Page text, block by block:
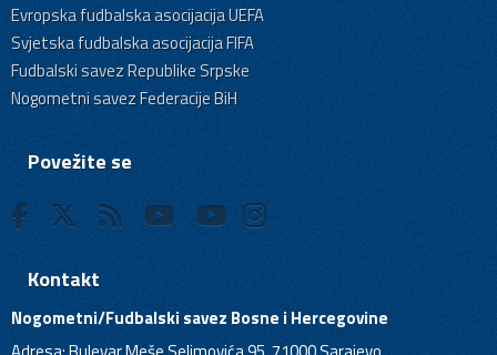
Evropska fudbalska asocijacija UEFA
Svjetska fudbalska asocijacija FIFA
Fudbalski savez Republike Srpske
Nogometni savez Federacije BiH
Povežite se
Kontakt
Nogometni/Fudbalski savez Bosne i Hercegovine